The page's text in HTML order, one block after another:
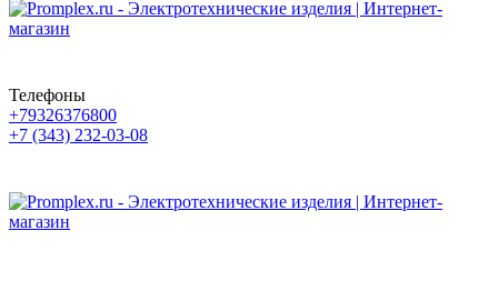
Телефоны
+79326376800
+7 (343) 232-03-08